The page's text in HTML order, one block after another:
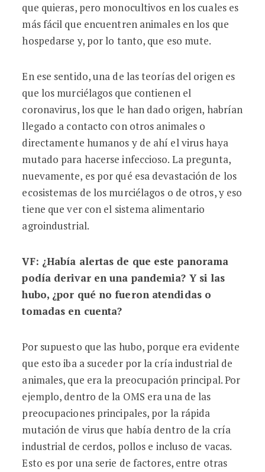
que quieras, pero monocultivos en los cuales es
más fácil que encuentren animales en los que
hospedarse y, por lo tanto, que eso mute.
En ese sentido, una de las teorías del origen es
que los murciélagos que contienen el
coronavirus, los que le han dado origen, habrían
llegado a contacto con otros animales o
directamente humanos y de ahí el virus haya
mutado para hacerse infeccioso. La pregunta,
nuevamente, es por qué esa devastación de los
ecosistemas de los murciélagos o de otros, y eso
tiene que ver con el sistema alimentario
agroindustrial.
VF: ¿Había alertas de que este panorama
podía derivar en una pandemia? Y si las
hubo, ¿por qué no fueron atendidas o
tomadas en cuenta?
Por supuesto que las hubo, porque era evidente
que esto iba a suceder por la cría industrial de
animales, que era la preocupación principal. Por
ejemplo, dentro de la OMS era una de las
preocupaciones principales, por la rápida
mutación de virus que había dentro de la cría
industrial de cerdos, pollos e incluso de vacas.
Esto es por una serie de factores, entre otras